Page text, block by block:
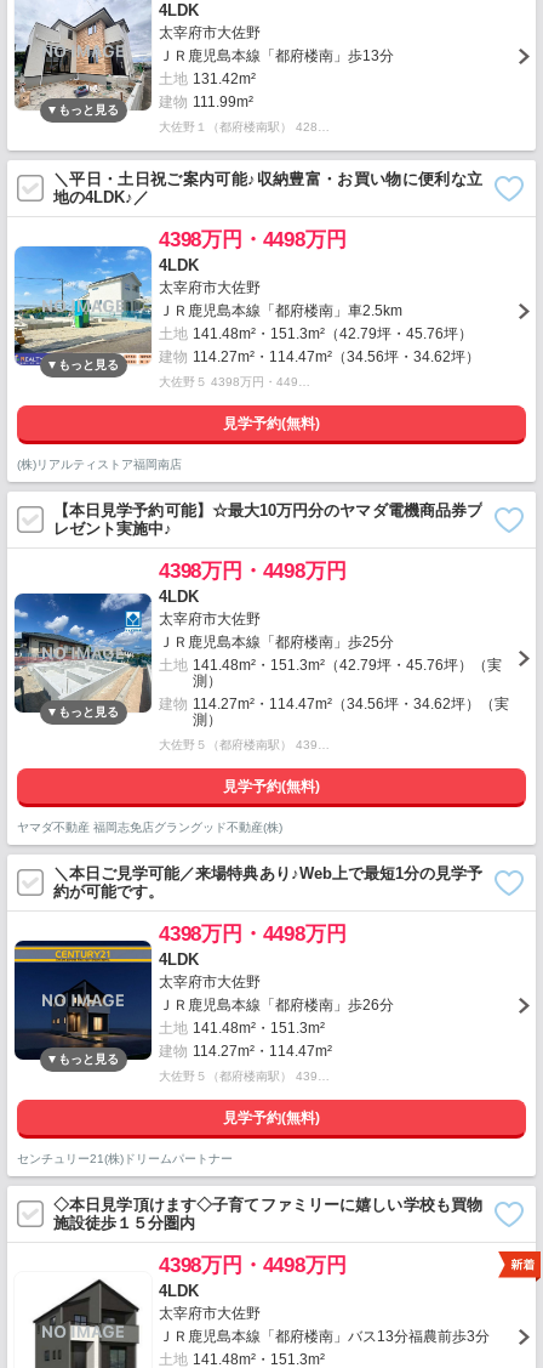
4LDK
太宰府市大佐野
ＪＲ鹿児島本線「都府楼南」歩13分
土地 131.42m²
建物 111.99m²
大佐野１（都府楼南駅） 428…
＼平日・土日祝ご案内可能♪収納豊富・お買い物に便利な立
地の4LDK♪／
4398万円・4498万円
4LDK
太宰府市大佐野
ＪＲ鹿児島本線「都府楼南」車2.5km
土地 141.48m²・151.3m²（42.79坪・45.76坪）
建物 114.27m²・114.47m²（34.56坪・34.62坪）
大佐野５ 4398万円・449…
見学予約(無料)
(株)リアルティストア福岡南店
【本日見学予約可能】☆最大10万円分のヤマダ電機商品券プ
レゼント実施中♪
4398万円・4498万円
4LDK
太宰府市大佐野
ＪＲ鹿児島本線「都府楼南」歩25分
土地 141.48m²・151.3m²（42.79坪・45.76坪）（実
測）
建物 114.27m²・114.47m²（34.56坪・34.62坪）（実
測）
大佐野５（都府楼南駅） 439…
見学予約(無料)
ヤマダ不動産 福岡志免店グラングッド不動産(株)
＼本日ご見学可能／来場特典あり♪Web上で最短1分の見学予
約が可能です。
4398万円・4498万円
4LDK
太宰府市大佐野
ＪＲ鹿児島本線「都府楼南」歩26分
土地 141.48m²・151.3m²
建物 114.27m²・114.47m²
大佐野５（都府楼南駅） 439…
見学予約(無料)
センチュリー21(株)ドリームパートナー
◇本日見学頂けます◇子育てファミリーに嬉しい学校も買物
施設徒歩１５分圏内
4398万円・4498万円
4LDK
太宰府市大佐野
ＪＲ鹿児島本線「都府楼南」バス13分福農前歩3分
土地 141.48m²・151.3m²